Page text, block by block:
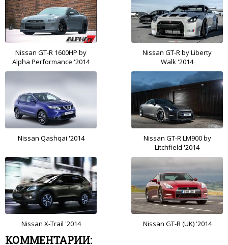
Nissan GT-R 1600HP by
Alpha Performance '2014
Nissan GT-R by Liberty
Walk '2014
Nissan Qashqai '2014
Nissan GT-R LM900 by
Litchfield '2014
Nissan X-Trail '2014 Nissan GT-R (UK) '2014
КОММЕНТАРИИ: